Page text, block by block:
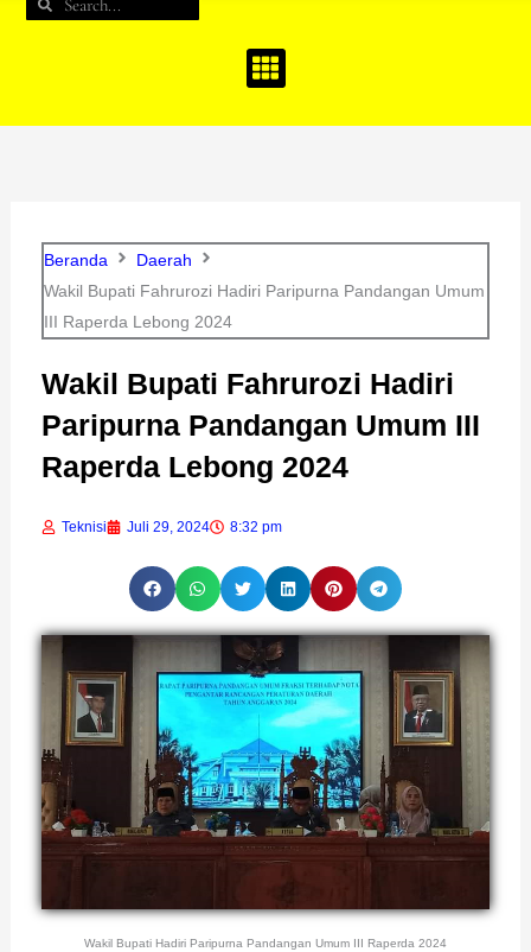
Beranda
Daerah
Wakil Bupati Fahrurozi Hadiri Paripurna Pandangan Umum
III Raperda Lebong 2024
Wakil Bupati Fahrurozi Hadiri
Paripurna Pandangan Umum III
Raperda Lebong 2024
Teknisi Juli 29, 2024 8:32 pm
Wakil Bupati Hadiri Paripurna Pandangan Umum III Raperda 2024